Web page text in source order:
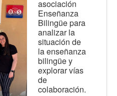
asociación
Enseñanza
Bilingüe para
analizar la
situación de
la enseñanza
bilingüe y
explorar vías
de
colaboración.